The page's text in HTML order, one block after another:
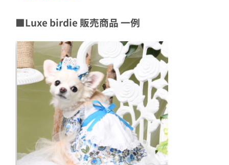
■Luxe birdie 販売商品 一例